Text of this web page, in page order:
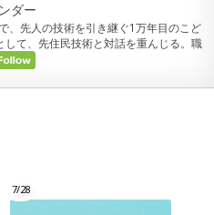
ダー
、先人の技術を引き継ぐ1万年目のこど
て、先住民技術と対話を重んじる。職
7/28